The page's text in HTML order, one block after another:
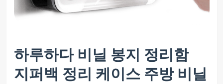
하루하다 비닐 봉지 정리함
지퍼백 정리 케이스 주방 비닐